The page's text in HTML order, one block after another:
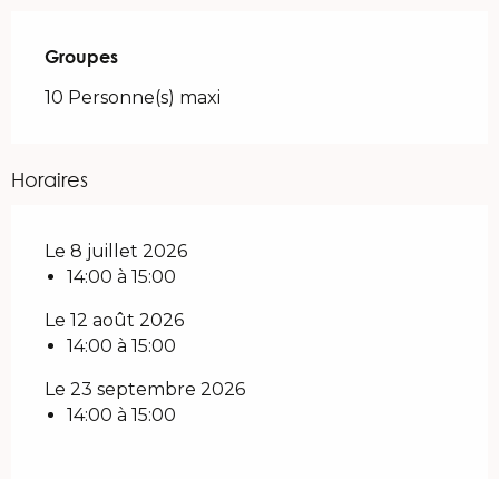
Groupes
Groupes
10 Personne(s) maxi
Horaires
Le 8 juillet 2026
14:00 à 15:00
Le 12 août 2026
14:00 à 15:00
Le 23 septembre 2026
14:00 à 15:00